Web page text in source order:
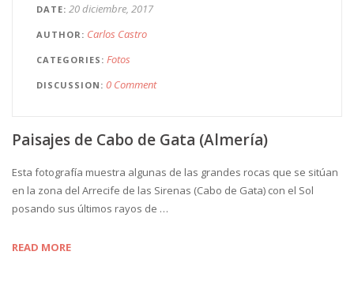
DATE 20 diciembre, 2017
AUTHOR Carlos Castro
CATEGORIES Fotos
DISCUSSION 0 Comment
Paisajes de Cabo de Gata (Almería)
Esta fotografía muestra algunas de las grandes rocas que se sitúan
en la zona del Arrecife de las Sirenas (Cabo de Gata) con el Sol
posando sus últimos rayos de …
READ MORE